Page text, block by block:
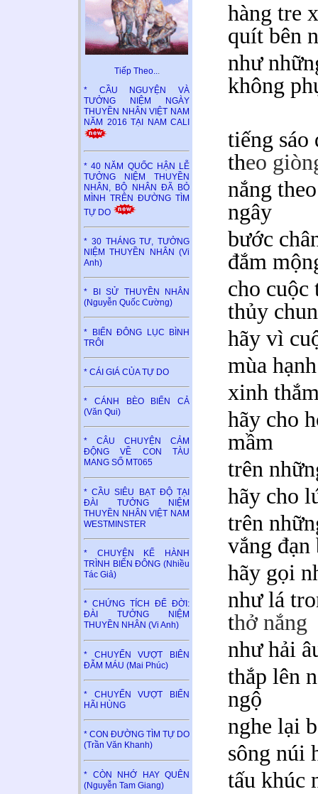
Tiếp Theo...
* CẦU NGUYỆN VÀ
TƯỞNG NIỆM NGÀY
THUYỀN NHÂN VIỆT NAM
NĂM 2016 TẠI NAM CALI
* 40 NĂM QUỐC HẬN LỄ
TƯỞNG NIỆM THUYỀN
NHÂN, BỘ NHÂN ĐÃ BỎ
MÌNH TRÊN ĐƯỜNG TÌM
TỰ DO
* 30 THÁNG TƯ, TƯỞNG
NIỆM THUYỀN NHÂN (Vi
Anh)
* BI SỬ THUYỀN NHÂN
(Nguyễn Quốc Cường)
* BIỂN ĐÔNG LỤC BÌNH
TRÔI
* CÁI GIÁ CỦA TỰ DO
* CÁNH BÈO BIỂN CẢ
(Văn Qui)
* CÂU CHUYỆN CẢM
ĐỘNG VỀ CON TÀU
MANG SỐ MT065
* CẦU SIÊU BẠT ĐỘ TẠI
ĐÀI TƯỞNG NIỆM
THUYỀN NHÂN VIỆT NAM
WESTMINSTER
* CHUYỆN KỂ HÀNH
TRÌNH BIỂN ĐÔNG (Nhiều
Tác Giả)
* CHỨNG TÍCH ĐỂ ĐỜI:
ĐÀI TƯỞNG NIỆM
THUYỀN NHÂN (Vi Anh)
* CHUYẾN VƯỢT BIÊN
ĐẪM MÁU (Mai Phúc)
* CHUYẾN VƯỢT BIỂN
HÃI HÙNG
* CON ĐƯỜNG TÌM TỰ DO
(Trần Văn Khanh)
* CÒN NHỚ HAY QUÊN
(Nguyễn Tam Giang)
hàng tre
quít bên
như
không
tiếng
theo
nắng
ngây
bước
đắm
cho cuộc
thủy
hãy vì
mùa
xinh
hãy cho
mầm
trên
hãy cho
trên
vắng đạn
hãy gọi
như lá
thở nắng
như hải
thắp lên
ngộ
nghe lại
sông núi
tấu khúc